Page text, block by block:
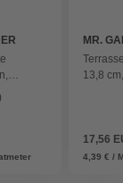
MR.
13,8
17,56
4,39 € /